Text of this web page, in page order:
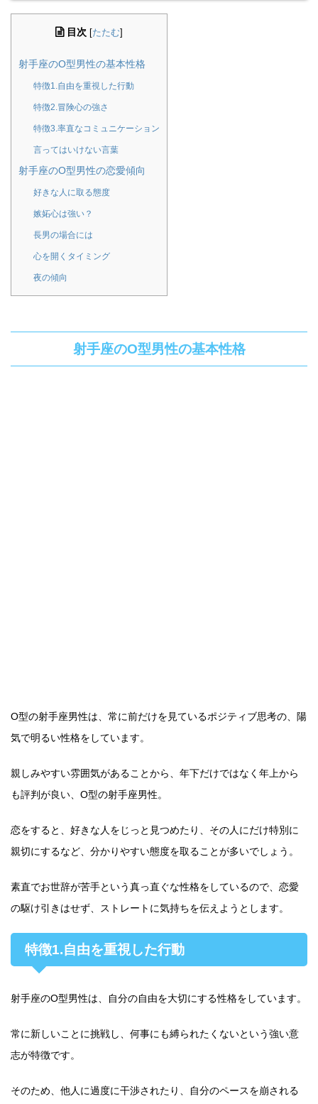
目次 たたむ
射手座のO型男性の基本性格
特徴1.自由を重視した行動
特徴2.冒険心の強さ
特徴3.率直なコミュニケーション
言ってはいけない言葉
射手座のO型男性の恋愛傾向
好きな人に取る態度
嫉妬心は強い？
長男の場合には
心を開くタイミング
夜の傾向
射手座のO型男性の基本性格
O型の射手座男性は、常に前だけを見ているポジティブ思考の、陽
気で明るい性格をしています。
親しみやすい雰囲気があることから、年下だけではなく年上から
も評判が良い、O型の射手座男性。
恋をすると、好きな人をじっと見つめたり、その人にだけ特別に
親切にするなど、分かりやすい態度を取ることが多いでしょう。
素直でお世辞が苦手という真っ直ぐな性格をしているので、恋愛
の駆け引きはせず、ストレートに気持ちを伝えようとします。
特徴1.自由を重視した行動
射手座のO型男性は、自分の自由を大切にする性格をしています。
常に新しいことに挑戦し、何事にも縛られたくないという強い意
志が特徴です。
そのため、他人に過度に干渉されたり、自分のペースを崩される